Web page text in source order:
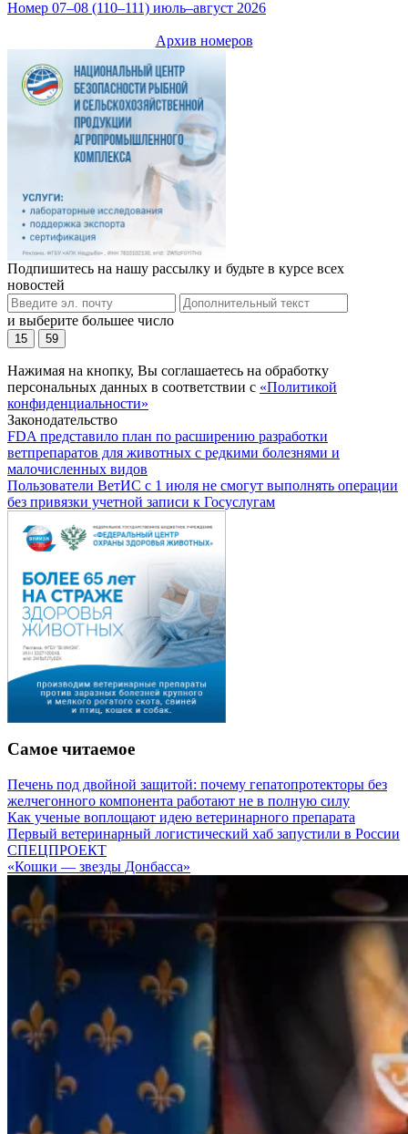
Номер 07–08 (110–111) июль–август 2026
Архив номеров
Подпишитесь на нашу рассылку и будьте в курсе всех
новостей
и выберите большее число
15 59
Нажимая на кнопку, Вы соглашаетесь на обработку
персональных данных в соответствии с «Политикой
конфиденциальности»
Законодательство
FDA представило план по расширению разработки
ветпрепаратов для животных с редкими болезнями и
малочисленных видов
Пользователи ВетИС с 1 июля не смогут выполнять операции
без привязки учетной записи к Госуслугам
Самое читаемое
Печень под двойной защитой: почему гепатопротекторы без
желчегонного компонента работают не в полную силу
Как ученые воплощают идею ветеринарного препарата
Первый ветеринарный логистический хаб запустили в России
СПЕЦПРОЕКТ
«Кошки — звезды Донбасса»